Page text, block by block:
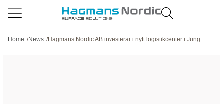
Home /News /Hagmans Nordic AB investerar i nytt logistikcenter i Jung